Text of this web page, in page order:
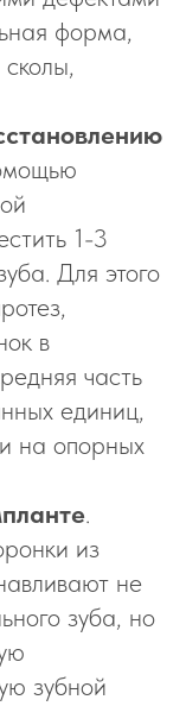
форма,
1-3
Для этого
в
часть
единиц,
на опорных
.
из
не
зуба, но
зубной